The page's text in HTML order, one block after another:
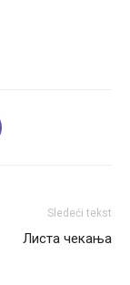
Sledeći tekst
Листа чекања